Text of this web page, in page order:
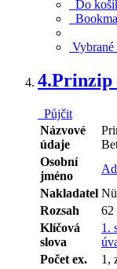
Do
4.Prinzip
Půjčit
Názvové
údaje
Osobní
jméno
Nakladatel
Rozsah
62
Klíčová
slova
1.
Počet ex.
1,